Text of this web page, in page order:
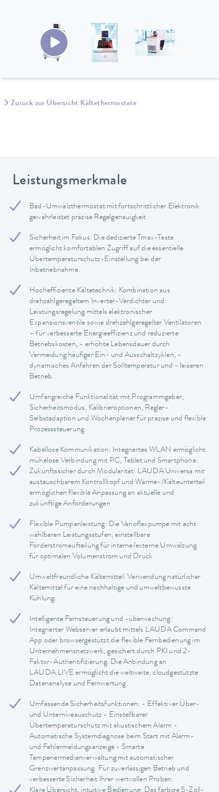
Zurück zur Übersicht Kältethermostate
Leistungsmerkmale
Bad-Umwälzthermostat mit fortschrittlicher Elektronik
gewährleistet präzise Regelgenauigkeit
Sicherheit im Fokus: Die dedizierte Tmax-Taste
ermöglicht komfortablen Zugriff auf die essentielle
Übertemperaturschutz-Einstellung bei der
Inbetriebnahme.
Hocheffiziente Kältetechnik: Kombination aus
drehzahlgeregeltem Inverter-Verdichter und
Leistungsregelung mittels elektronischer
Expansionsventile sowie drehzahlgeregelter Ventilatoren
– für verbesserte Energieeffizienz und reduzierte
Betriebskosten, - erhöhte Lebensdauer durch
Vermeidung häufiger Ein- und Ausschaltzyklen, -
dynamisches Anfahren der Solltemperatur und - leiseren
Betrieb.
Umfangreiche Funktionalität mit Programmgeber,
Sicherheitsmodus, Kalibrieroptionen, Regler-
Selbstadaption und Wochenplaner für präzise und flexible
Prozesssteuerung.
Kabellose Kommunikation: Integriertes WLAN ermöglicht
mühelose Verbindung mit PC, Tablet und Smartphone.
Zukunftssicher durch Modularität: LAUDA Universa mit
austauschbarem Kontrollkopf und Wärme-/Kälteunterteil
ermöglichen flexible Anpassung an aktuelle und
zukünftige Anforderungen
Flexible Pumpenleistung: Die Varioflexpumpe mit acht
wählbaren Leistungsstufen, einstellbare
Förderstromaufteilung für interne/externe Umwälzung
für optimalen Volumenstrom und Druck
Umweltfreundliche Kältemittel: Verwendung natürlicher
Kältemittel für eine nachhaltige und umweltbewusste
Kühlung.
Intelligente Fernsteuerung und -überwachung:
Integrierter Webserver erlaubt mittels LAUDA Command
App oder browsergestützt die flexible Fernbedienung im
Unternehmensnetzwerk, gesichert durch PKI und 2-
Faktor-Authentifizierung. Die Anbindung an
LAUDA.LIVE ermöglicht die weltweite, cloudgestützte
Datenanalyse und Fernwartung.
Umfassende Sicherheitsfunktionen: - Effektiver Über-
und Unterniveauschutz - Einstellbarer
Übertemperaturschutz mit akustischem Alarm -
Automatische Systemdiagnose beim Start mit Alarm-
und Fehlermeldungsanzeige - Smarte
Temperiermedienverwaltung mit automatischer
Grenzwertanpassung. Für zuverlässigen Betrieb und
verbesserte Sicherheit Ihrer wertvollen Proben.
Klare Übersicht, intuitive Bedienung: Das farbige 5-Zoll-